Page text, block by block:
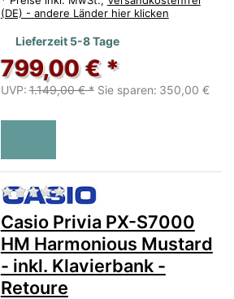
(DE) - andere Länder hier klicken
Lieferzeit 5-8 Tage
799,00 € *
UVP: 1.149,00 € * Sie sparen: 350,00 €
Zu diesem Produkt liegen
Casio Privia PX-S7000
HM Harmonious Mustard
- inkl. Klavierbank -
Retoure